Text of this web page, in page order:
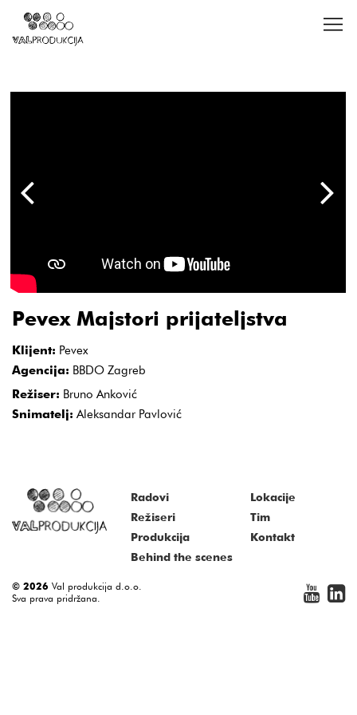
Pevex Majstori prijateljstva
Klijent: Pevex
Agencija: BBDO Zagreb
Režiser: Bruno Anković
Snimatelj: Aleksandar Pavlović
Radovi
Režiseri
Produkcija
Lokacije
Tim
Kontakt
Behind the scenes
© 2026 Val produkcija d.o.o.
Sva prava pridržana.